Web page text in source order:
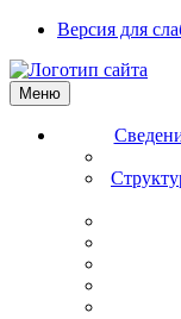
Версия для
Меню